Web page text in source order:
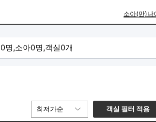
소아(만)나
최저가순 객실 필터 적용